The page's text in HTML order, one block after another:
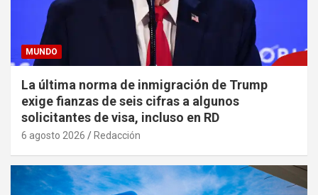
MUNDO
La última norma de inmigración de Trump
exige fianzas de seis cifras a algunos
solicitantes de visa, incluso en RD
6 agosto 2026 Redacción